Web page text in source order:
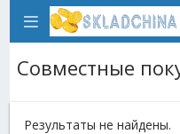
Совместные
Результаты не найдены.